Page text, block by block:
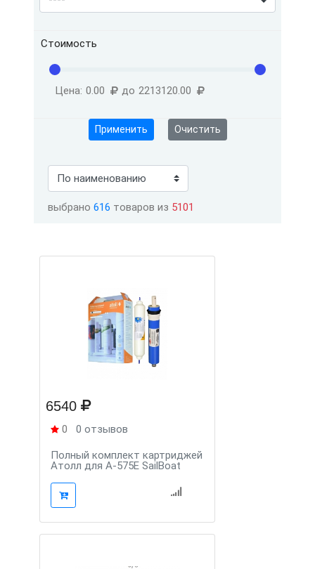
Стоимость
Цена: 0.00 до 2213120.00
Применить Очистить
выбрано 616 товаров из 5101
6540
0 0 отзывов
Полный комплект картриджей
Атолл для A-575E SailBoat